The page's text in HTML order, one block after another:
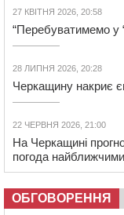
27 КВІТНЯ 2026, 20:58
“Перебуватимемо у
28 ЛИПНЯ 2026, 20:28
Черкащину накриє
22 ЧЕРВНЯ 2026, 21:00
На Черкащині
погода
ОБГОВОРЕННЯ